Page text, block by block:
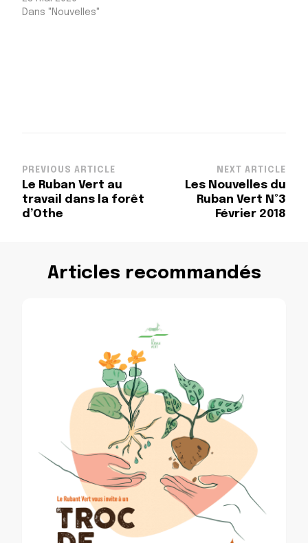
Dans "Nouvelles"
Post
Navigation
PREVIOUS ARTICLE
Le Ruban Vert au
travail dans la forêt
d’Othe
NEXT ARTICLE
Les Nouvelles du
Ruban Vert N°3
Février 2018
Articles recommandés